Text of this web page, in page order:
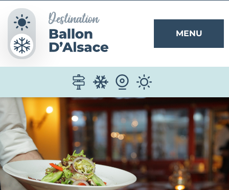
MENU
Panneau de gestion des cookies